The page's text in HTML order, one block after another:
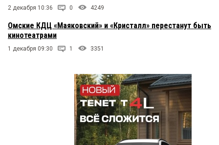
2 декабря 10:36 0 4249
Омские КДЦ «Маяковский» и «Кристалл» перестанут быть
кинотеатрами
1 декабря 09:30 1 3351